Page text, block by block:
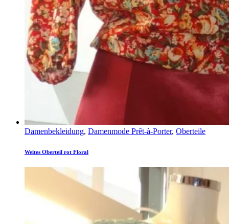
Damenbekleidung, Damenmode Prêt-à-Porter, Oberteile
Weites Oberteil rot Floral